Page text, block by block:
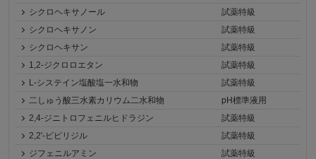
シクロヘキサノール
試薬特級
シクロヘキサノン
試薬特級
シクロヘキサン
試薬特級
1,2-ジクロロエタン
試薬特級
L-システイン塩酸塩一水和物
試薬特級
二しゅう酸三水素カリウム二水和物
pH標準液用
2,4-ジニトロフェニルヒドラジン
試薬特級
2,2'-ビピリジル
試薬特級
ジフェニルアミン
試薬特級